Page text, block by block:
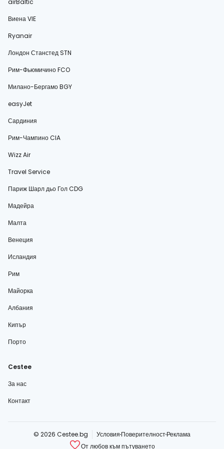
airBaltic
Виена VIE
Ryanair
Лондон Станстед STN
Рим-Фьюмичино FCO
Милано-Бергамо BGY
easyJet
Сардиния
Рим-Чампино CIA
Wizz Air
Travel Service
Париж Шарл дьо Гол CDG
Мадейра
Малта
Венеция
Исландия
Рим
Майорка
Албания
Кипър
Порто
Cestee
За нас
Контакт
© 2026 Cestee.bg Условия ПоверителностРеклама
От любов към пътуването